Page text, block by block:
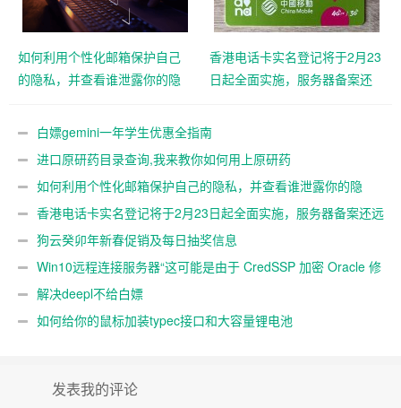
如何利用个性化邮箱保护自己
的隐私，并查看谁泄露你的隐
香港电话卡实名登记将于2月23
日起全面实施，服务器备案还
白嫖gemini一年学生优惠全指南
进口原研药目录查询,我来教你如何用上原研药
如何利用个性化邮箱保护自己的隐私，并查看谁泄露你的隐
私 香港电话卡实名登记将于2月23日起全面实施，服务器备案还远
吗？狗云癸卯年新春促销及每日抽奖信息
Win10远程连接服务器“这可能是由于 CredSSP 加密 Oracle 修
正”解决办法
解决deepl不给白嫖
如何给你的鼠标加装typec接口和大容量锂电池
发表我的评论